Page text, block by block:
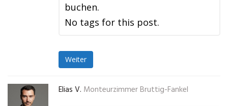
buchen.
No tags for this post.
Weiter
Elias V. Monteurzimmer Bruttig-Fankel